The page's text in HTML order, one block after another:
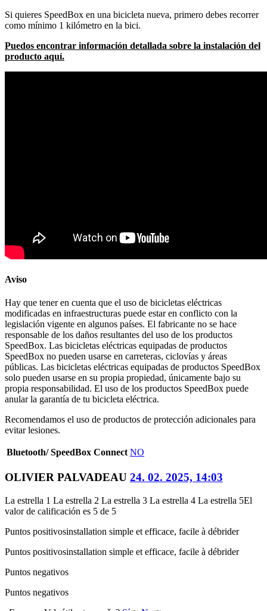
Si quieres SpeedBox en una bicicleta nueva, primero debes recorrer
como mínimo 1 kilómetro en la bici.
Puedos encontrar información detallada sobre la instalación del
producto aquí.
Aviso
Hay que tener en cuenta que el uso de bicicletas eléctricas
modificadas en infraestructuras puede estar en conflicto con la
legislación vigente en algunos países. El fabricante no se hace
responsable de los daños resultantes del uso de los productos
SpeedBox. Las bicicletas eléctricas equipadas de productos
SpeedBox no pueden usarse en carreteras, ciclovías y áreas
públicas. Las bicicletas eléctricas equipadas de productos SpeedBox
solo pueden usarse en su propia propiedad, únicamente bajo su
propia responsabilidad. El uso de los productos SpeedBox puede
anular la garantía de tu bicicleta eléctrica.
Recomendamos el uso de productos de protección adicionales para
evitar lesiones.
Bluetooth/ SpeedBox Connect NO
OLIVIER PALVADEAU 24. 02. 2025, 14:03
La estrella 1 La estrella 2 La estrella 3 La estrella 4 La estrella 5El
valor de calificación es 5 de 5
Puntos positivosinstallation simple et efficace, facile à débrider
Puntos positivosinstallation simple et efficace, facile à débrider
Puntos negativos
Puntos negativos